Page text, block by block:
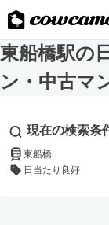
東船橋駅の
ン・中古マ
現在の検索条
東船橋
日当たり良好